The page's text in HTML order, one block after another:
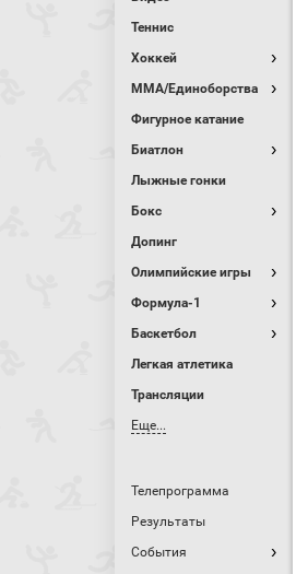
Теннис
Хоккей
MMA/Единоборства
Фигурное катание
Биатлон
Лыжные гонки
Бокс
Допинг
Олимпийские игры
Формула-1
Баскетбол
Легкая атлетика
Трансляции
Еще...
Телепрограмма
Результаты
События